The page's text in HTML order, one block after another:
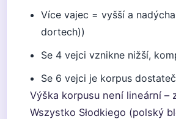
Více vajec = vyšší a
dortech))
Se 4 vejci vznikne nižší,
Se 6 vejci je korpus
Výška korpusu není lineární –
Wszystko Słodkiego (polský